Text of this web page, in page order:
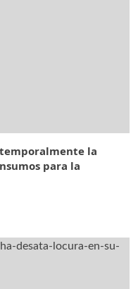
temporalmente la
para la